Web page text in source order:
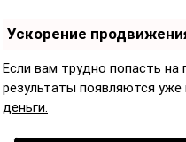
Ускорение
Если вам трудно попасть на
результаты появляются уже
деньги.